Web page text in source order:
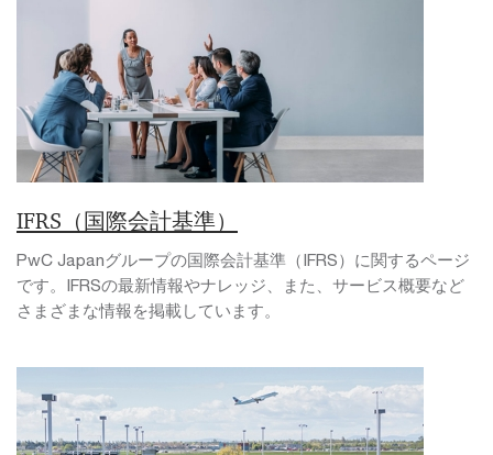
IFRS（国際会計基準）
PwC Japanグループの国際会計基準（IFRS）に関するページ
です。IFRSの最新情報やナレッジ、また、サービス概要など
さまざまな情報を掲載しています。